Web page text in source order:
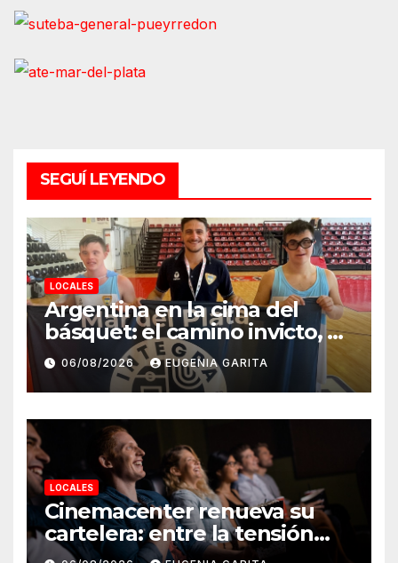
SEGUÍ LEYENDO
LOCALES
Argentina en la cima del
básquet: el camino invicto, el
esfuerzo familiar y la jugada
que valió un Mundial
06/08/2026 EUGENIA GARITA
LOCALES
Cinemacenter renueva su
cartelera: entre la tensión
bélica, el terror paranoico y el